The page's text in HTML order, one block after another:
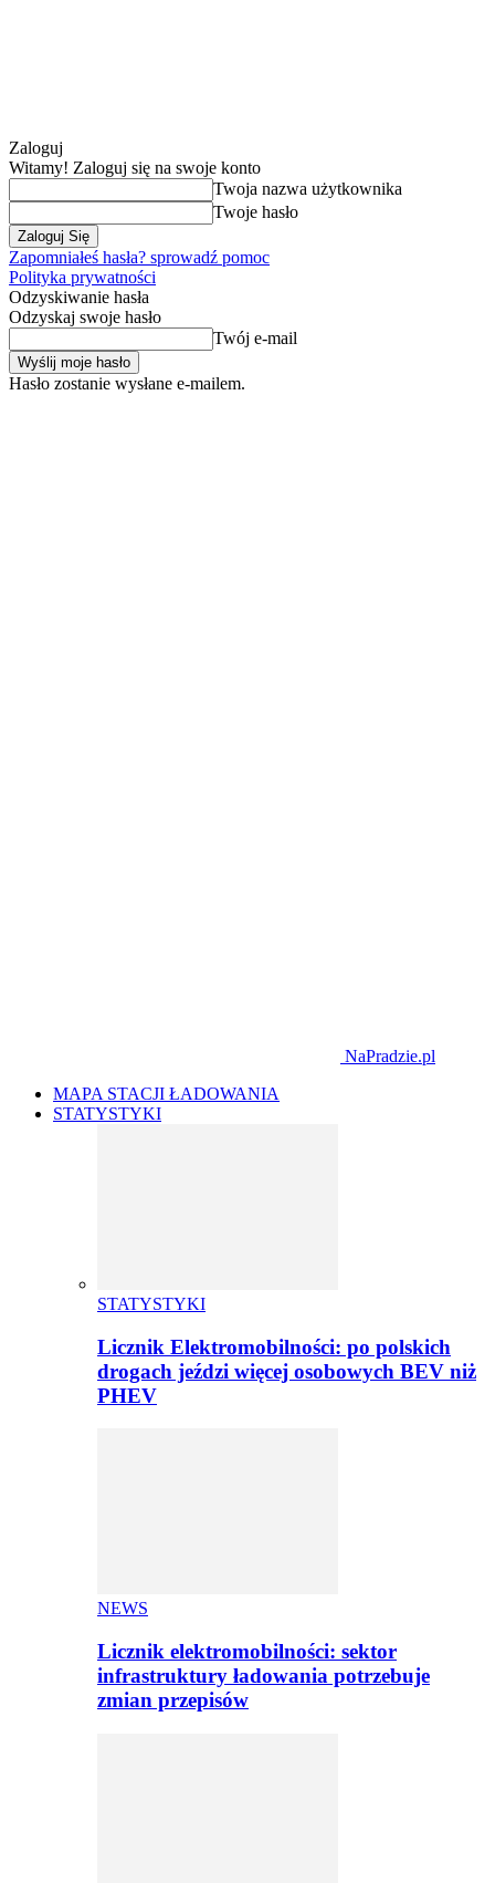
Zaloguj
Witamy! Zaloguj się na swoje konto
Twoja nazwa użytkownika
Twoje hasło
Zapomniałeś hasła? sprowadź pomoc
Polityka prywatności
Odzyskiwanie hasła
Odzyskaj swoje hasło
Twój e-mail
Hasło zostanie wysłane e-mailem.
NaPradzie.pl
MAPA STACJI ŁADOWANIA
STATYSTYKI
STATYSTYKI
Licznik Elektromobilności: po polskich
drogach jeździ więcej osobowych BEV niż
PHEV
NEWS
Licznik elektromobilności: sektor
infrastruktury ładowania potrzebuje
zmian przepisów